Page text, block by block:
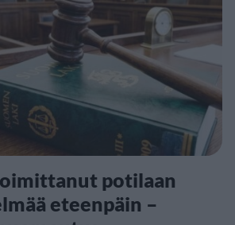
potilaan
eteenpäin –